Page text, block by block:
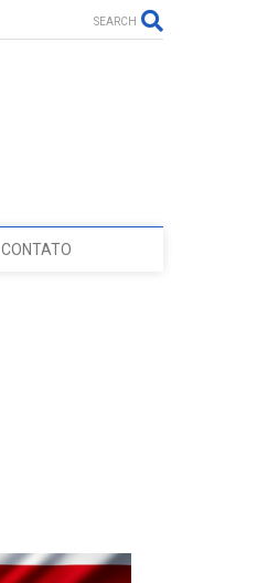
SEARCH
CONTATO